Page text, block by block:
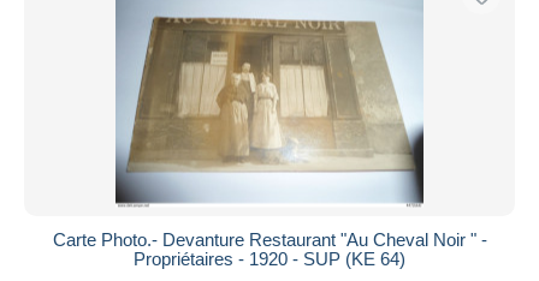
Carte Photo.- Devanture Restaurant "Au Cheval Noir " -
Propriétaires - 1920 - SUP (KE 64)